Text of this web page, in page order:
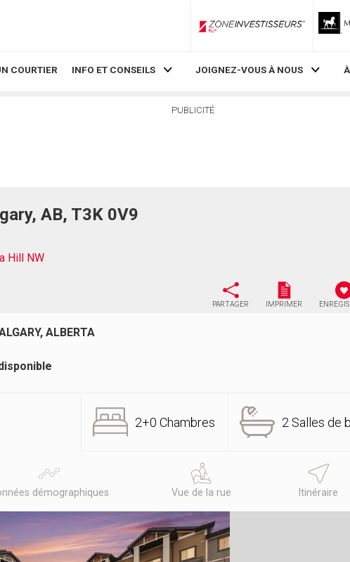
ZoneInvestisseurs RLP
COURTIER INFO ET CONSEILS JOIGNEZ-VOUS À NOUS
PUBLICITÉ
AB, T3K 0V9
Hill NW
PARTAGER IMPRIMER
ALBERTA
2+0 Chambres 2 Salles de
démographiques Vue de la rue Itinéraire